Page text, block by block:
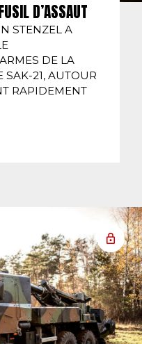
D’ASSAUT
STENZEL A
DE LA
SAK-21, AUTOUR
RAPIDEMENT